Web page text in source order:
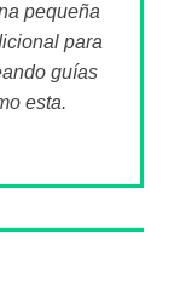
pequeña
para
guías
esta.